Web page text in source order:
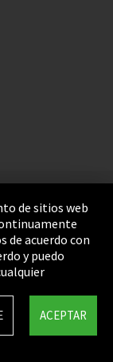
de sitios web
de acuerdo con
y puedo
ACEPTAR